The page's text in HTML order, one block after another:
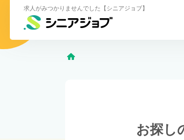
求人がみつかりませんでした【シニアジョブ】
お探し